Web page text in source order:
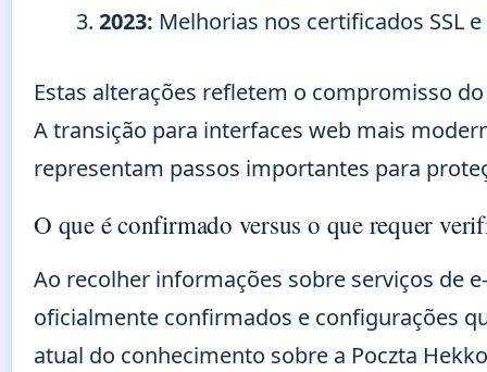
2023: Melhorias nos certificados SSL
Estas alterações refletem o compromisso
A transição para interfaces web mais
representam passos importantes para
O que é confirmado versus o que requer
Ao recolher informações sobre serviços de
oficialmente confirmados e configurações
atual do conhecimento sobre a Poczta